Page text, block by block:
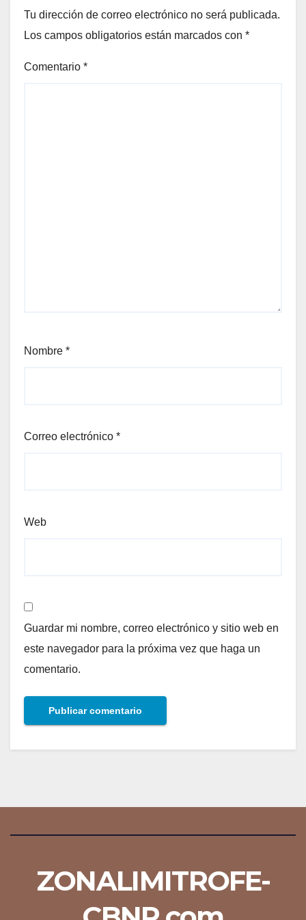
Tu dirección de correo electrónico no será publicada.
Los campos obligatorios están marcados con *
Comentario *
Nombre *
Correo electrónico *
Web
Guardar mi nombre, correo electrónico y sitio web en
este navegador para la próxima vez que haga un
comentario.
ZONALIMITROFE-